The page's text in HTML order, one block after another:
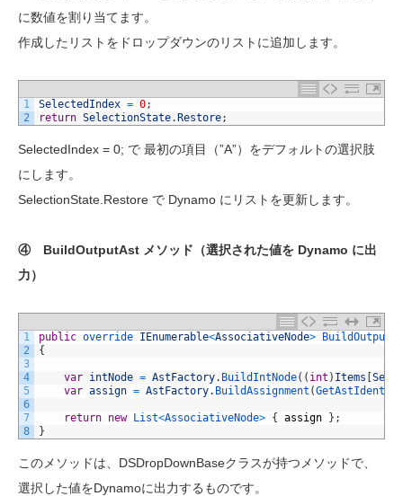
に数値を割り当てます。
作成したリストをドロップダウンのリストに追加します。
1
2
SelectedIndex = 0;
return SelectionState.Restore;
SelectedIndex = 0; で 最初の項目（”A”）をデフォルトの選択肢
にします。
SelectionState.Restore で Dynamo にリストを更新します。
④ BuildOutputAst メソッド（選択された値を Dynamo に出
力）
1
2
3
4
5
6
7
8
public override IEnumerable<AssociativeNode>
{
var intNode = AstFactory. BuildIntNode( ( int ) Items [
var assign = AstFactory. BuildAssignment (
return new List<AssociativeNode> { assign } ;
}
このメソッドは、DSDropDownBaseクラスが持つメソッドで、
選択した値をDynamoに出力するものです。